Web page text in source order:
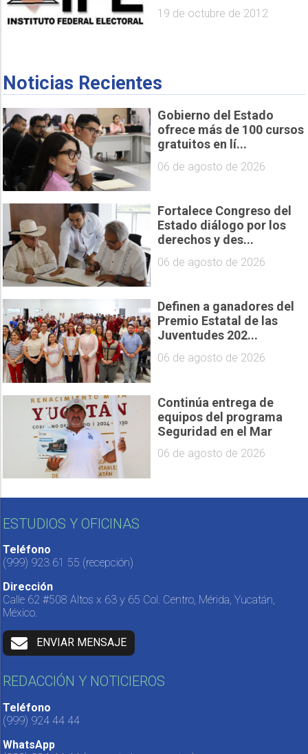
19 de octubre de 2012
Noticias Recientes
Gobierno del Estado
ofrece más de 100 cursos
gratuitos en lí...
06 de agosto de 2026
Fortalece Congreso del
Estado diálogo por los
derechos y des...
06 de agosto de 2026
Definen a ganadores del
Premio Estatal de las
Juventudes 202...
06 de agosto de 2026
Continúa entrega de
equipos del programa
Seguridad en el Mar
06 de agosto de 2026
ESTUDIOS Y OFICINAS
Teléfono
(999) 923 61 55 (recepción)
Dirección
Calle 62 #508 Altos x 63 y 65 Col. Centro, Mérida, Yucatán,
México.
ENVIAR MENSAJE
REDACCIÓN Y NOTICIEROS
Teléfono
(999) 924 44 44
WhatsApp